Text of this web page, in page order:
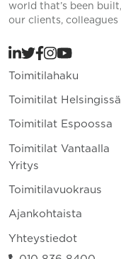
world that’s been
our clients,
Toimitilahaku
Toimitilat Helsingissä
Toimitilat Espoossa
Toimitilat Vantaalla
Yritys
Toimitilavuokraus
Ajankohtaista
Yhteystiedot